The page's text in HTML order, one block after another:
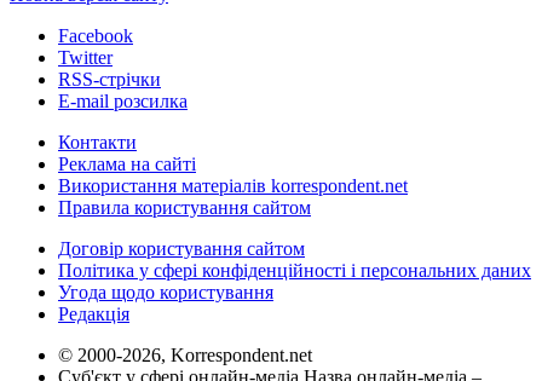
Facebook
Twitter
RSS-стрічки
E-mail розсилка
Контакти
Реклама на сайті
Використання матеріалів korrespondent.net
Правила користування сайтом
Договір користування сайтом
Політика у сфері конфіденційності і персональних даних
Угода щодо користування
Редакція
© 2000-2026, Korrespondent.net